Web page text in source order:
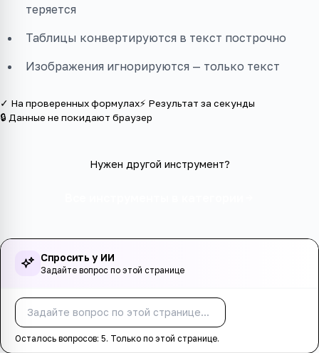
теряется
Таблицы конвертируются в текст построчно
Изображения игнорируются — только текст
✓ На проверенных формулах⚡ Результат за секунды
🔒 Данные не покидают браузер
Нужен другой инструмент?
Спросить у ИИ
Задайте вопрос по этой странице
Осталось вопросов: 5. Только по этой странице.